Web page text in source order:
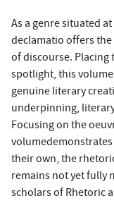
As a genre situated
declamatio offers
of discourse.
spotlight, this
genuine literary
underpinning,
Focusing on the
their own, the
remains not yet fully
scholars of Rhetoric